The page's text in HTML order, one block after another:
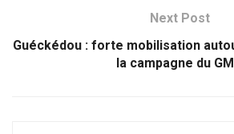
Next Post
Guéckédou : forte mobilisation
la campagne du